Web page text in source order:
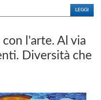
LEGGI
l'arte. Al via
Diversità che